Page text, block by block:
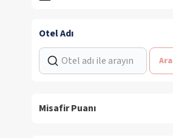
Otel Adı
Ara
Misafir Puanı